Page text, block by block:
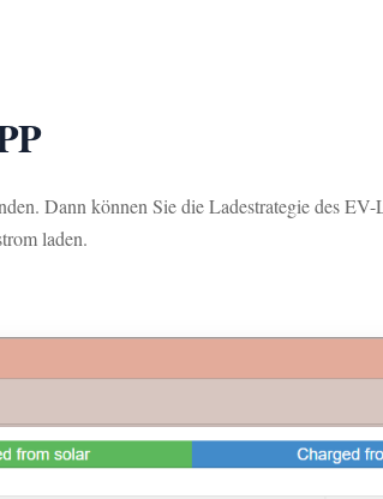
Dann können Sie die Ladestrategie des EV-
laden.